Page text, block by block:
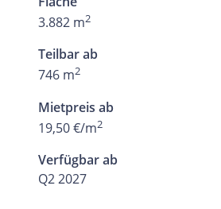
3.882 m2
Teilbar ab
746 m2
Mietpreis ab
19,50 €/m2
Verfügbar ab
Q2 2027